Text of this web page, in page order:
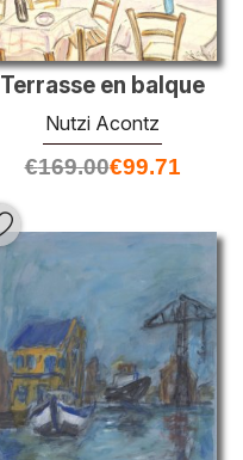
Terrasse en balque
Nutzi Acontz
€169.00€99.71